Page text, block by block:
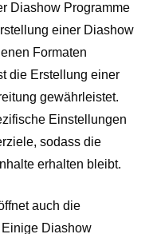
Diashow Programme
einer Diashow
Formaten
die Erstellung einer
gewährleistet.
Einstellungen
sodass die
erhalten bleibt.
auch die
Diashow